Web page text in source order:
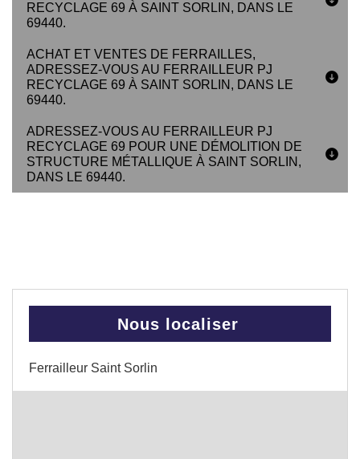
RECYCLAGE 69 À SAINT SORLIN, DANS LE
69440.
ACHAT ET VENTES DE FERRAILLES,
ADRESSEZ-VOUS AU FERRAILLEUR PJ
RECYCLAGE 69 À SAINT SORLIN, DANS LE
69440.
ADRESSEZ-VOUS AU FERRAILLEUR PJ
RECYCLAGE 69 POUR UNE DÉMOLITION DE
STRUCTURE MÉTALLIQUE À SAINT SORLIN,
DANS LE 69440.
Nous localiser
Ferrailleur Saint Sorlin